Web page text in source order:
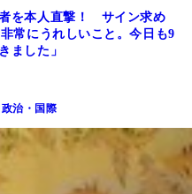
を本人直撃！ サイン求め
常にうれしいこと。今日も9
ました」
政治・国際